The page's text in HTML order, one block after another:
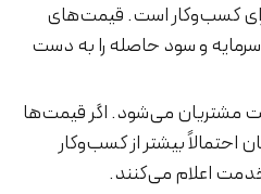
کسب‌وکار است. قیمت‌های
و سود حاصله را به دست
مشتریان می‌شود. اگر قیمت‌ها
بیشتر از کسب‌وکار
اعلام می‌کنند.